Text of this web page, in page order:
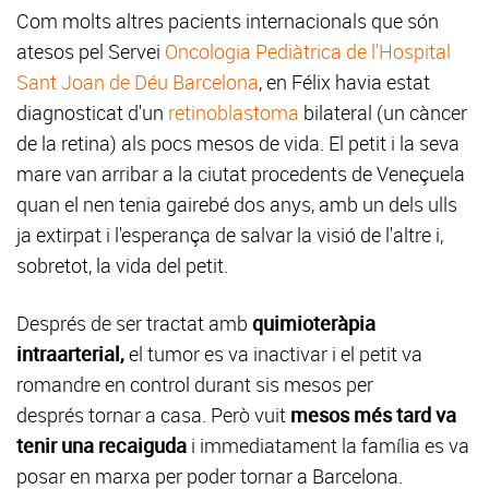
Com molts altres pacients internacionals que són
atesos pel Servei Oncologia Pediàtrica de l'Hospital
Sant Joan de Déu Barcelona, ​​en Félix havia estat
diagnosticat d'un retinoblastoma bilateral (un càncer
de la retina) als pocs mesos de vida. El petit i la seva
mare van arribar a la ciutat procedents de Veneçuela
quan el nen tenia gairebé dos anys, amb un dels ulls
ja extirpat i l'esperança de salvar la visió de l'altre i,
sobretot, la vida del petit.
Després de ser tractat amb quimioteràpia
intraarterial,el tumor es va inactivar i el petit va
romandre en control durant sis mesos per
després tornar a casa. Però vuit mesos més tard va
tenir una recaiguda i immediatament la família es va
posar en marxa per poder tornar a Barcelona.